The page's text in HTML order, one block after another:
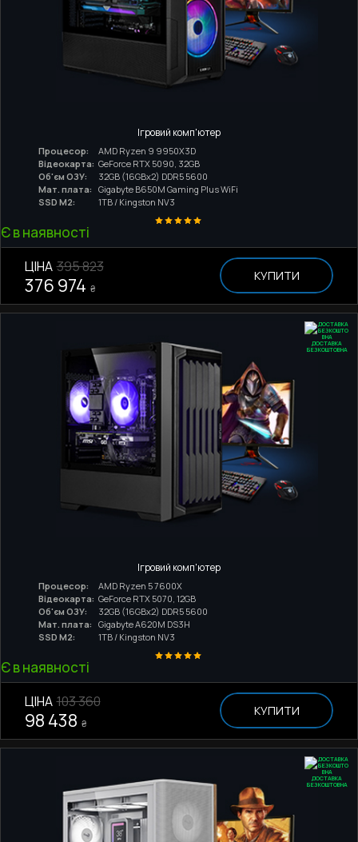
Ігровий комп'ютер
Процесор:
AMD Ryzen 9 9950X3D
Відеокарта: GeForce RTX 5090, 32GB
Об'єм ОЗУ:
32GB (16GBx2) DDR5 5600
Мат. плата:
Gigabyte B650M Gaming Plus WiFi
SSD M2:
1TB / Kingston NV3
Є в наявності
ЦІНА 395 823
376 974 ₴
КУПИТИ
ДОСТАВКА
БЕЗКОШТОВНА
Ігровий комп'ютер
Процесор:
AMD Ryzen 5 7600X
Відеокарта: GeForce RTX 5070, 12GB
Об'єм ОЗУ:
32GB (16GBx2) DDR5 5600
Мат. плата:
Gigabyte A620M DS3H
SSD M2:
1TB / Kingston NV3
Є в наявності
ЦІНА 103 360
98 438 ₴
КУПИТИ
ДОСТАВКА
БЕЗКОШТОВНА